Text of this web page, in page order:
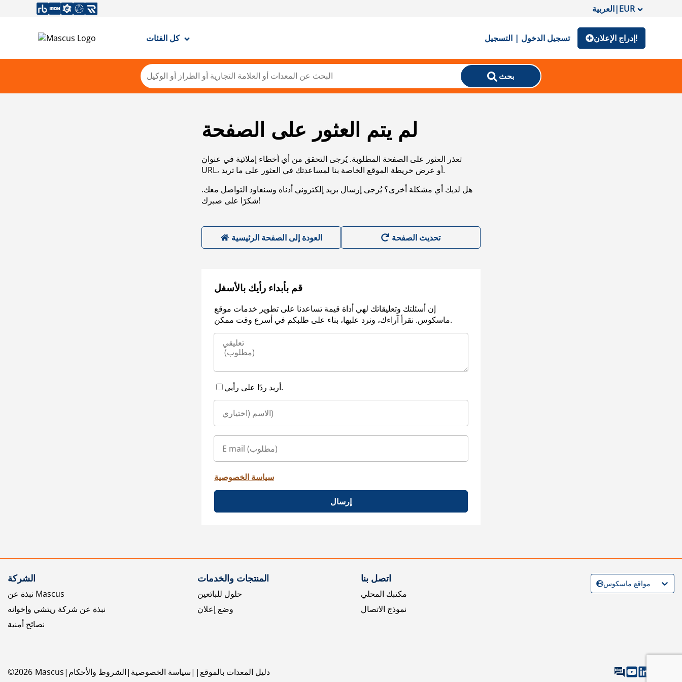
العربية|EUR
كل الفئات تسجيل الدخول | التسجيل إدراج الإعلان!
بحث
لم يتم العثور على الصفحة
تعذر العثور على الصفحة المطلوبة. يُرجى التحقق من أي أخطاء إملائية في عنوان
URL، أو عرض خريطة الموقع الخاصة بنا لمساعدتك في العثور على ما تريد.
هل لديك أي مشكلة أخرى؟ يُرجى إرسال بريد إلكتروني أدناه وسنعاود التواصل معك.
شكرًا على صبرك!
العودة إلى الصفحة الرئيسية
قم بأبداء رأيك بالأسفل
إن أسئلتك وتعليقاتك لهي أداة قيمة تساعدنا على تطوير خدمات موقع
ماسكوس. نقرأ آراءك، ونرد عليها، بناء على طلبكم في أسرع وقت ممكن.
أريد ردًا على رأيي.
سياسة الخصوصية
إرسال
الشركة
نبذة عن Mascus
نبذة عن شركة ريتشي وإخوانه
نصائح أمنية
المنتجات والخدمات
حلول للبائعين
وضع إعلان
اتصل بنا
مكتبك المحلي
نموذج الاتصال
©2026 Mascus الشروط والأحكام سياسة الخصوصية دليل المعدات بالموقع
مواقع ماسكوس